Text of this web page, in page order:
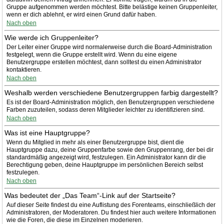
Gruppe aufgenommen werden möchtest. Bitte belästige keinen Gruppenleiter,
wenn er dich ablehnt, er wird einen Grund dafür haben.
Nach oben
Wie werde ich Gruppenleiter?
Der Leiter einer Gruppe wird normalerweise durch die Board-Administration
festgelegt, wenn die Gruppe erstellt wird. Wenn du eine eigene
Benutzergruppe erstellen möchtest, dann solltest du einen Administrator
kontaktieren.
Nach oben
Weshalb werden verschiedene Benutzergruppen farbig dargestellt?
Es ist der Board-Administration möglich, den Benutzergruppen verschiedene
Farben zuzuteilen, sodass deren Mitglieder leichter zu identifizieren sind.
Nach oben
Was ist eine Hauptgruppe?
Wenn du Mitglied in mehr als einer Benutzergruppe bist, dient die
Hauptgruppe dazu, deine Gruppenfarbe sowie den Gruppenrang, der bei dir
standardmäßig angezeigt wird, festzulegen. Ein Administrator kann dir die
Berechtigung geben, deine Hauptgruppe im persönlichen Bereich selbst
festzulegen.
Nach oben
Was bedeutet der „Das Team“-Link auf der Startseite?
Auf dieser Seite findest du eine Auflistung des Forenteams, einschließlich der
Administratoren, der Moderatoren. Du findest hier auch weitere Informationen
wie die Foren, die diese im Einzelnen moderieren.